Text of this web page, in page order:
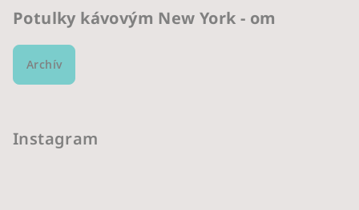
Potulky kávovým New York - om
Archív
Instagram